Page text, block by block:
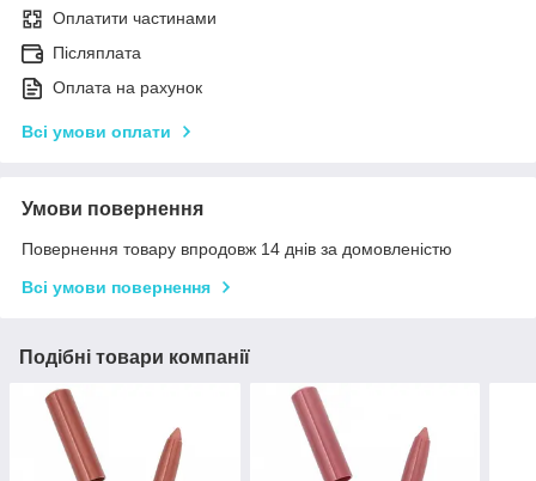
Оплатити частинами
Післяплата
Оплата на рахунок
Всі умови оплати
Умови повернення
Повернення товару впродовж 14 днів за домовленістю
Всі умови повернення
Подібні товари компанії